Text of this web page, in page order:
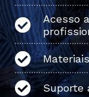
Acesso
Suporte